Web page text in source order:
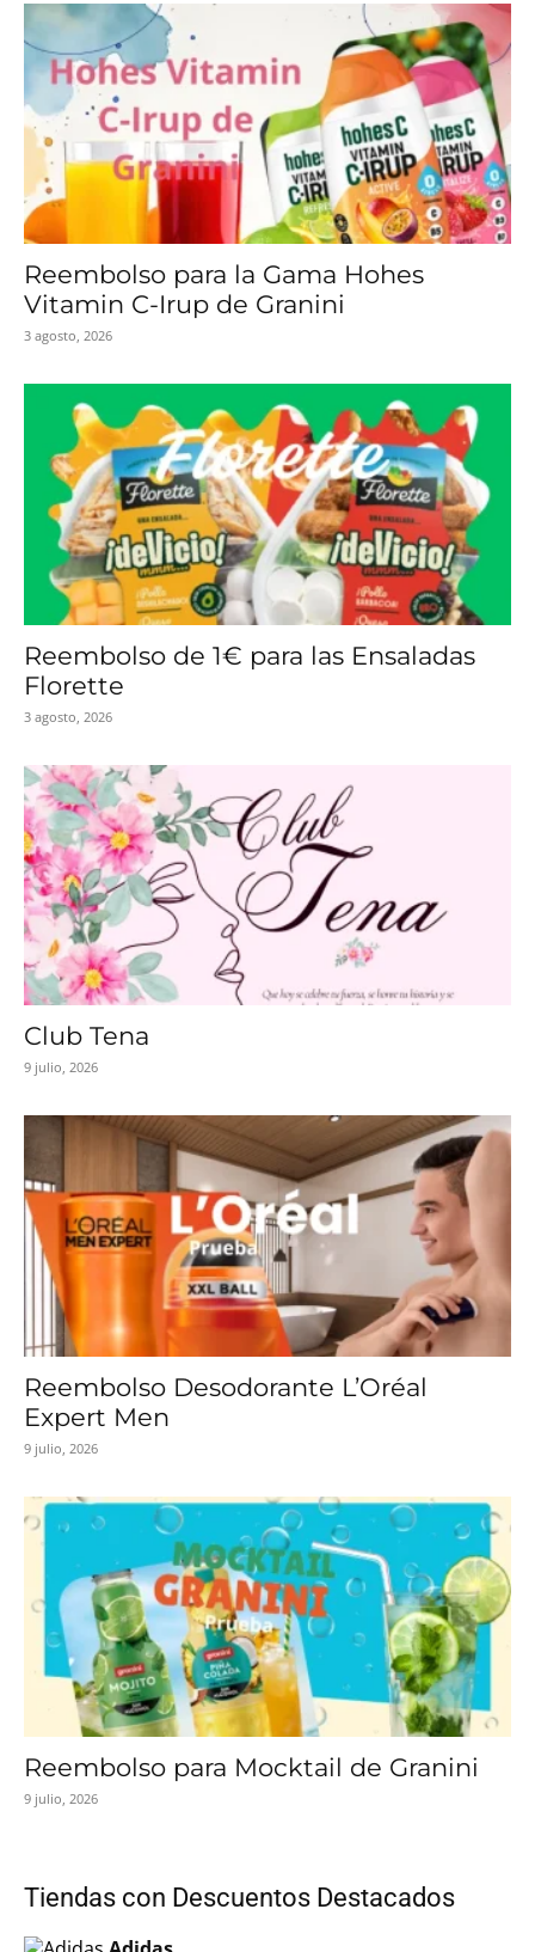
Reembolso para la Gama Hohes
Vitamin C-Irup de Granini
3 agosto, 2026
Reembolso de 1€ para las Ensaladas
Florette
3 agosto, 2026
Club Tena
9 julio, 2026
Reembolso Desodorante L’Oréal
Expert Men
9 julio, 2026
Reembolso para Mocktail de Granini
9 julio, 2026
Tiendas con Descuentos Destacados